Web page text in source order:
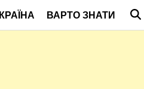
ВАРТО ЗНАТИ